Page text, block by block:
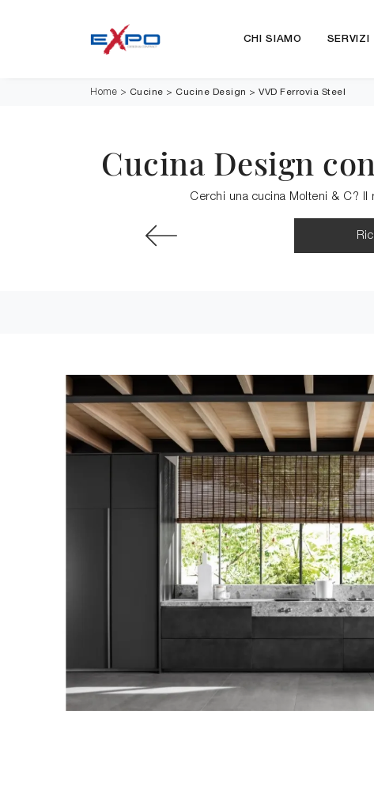
CHI SIAMO SERVIZI
Home > Cucine > Cucine Design > VVD Ferrovia Steel
Cucina Design
Cerchi una cucina Molteni & C? Il